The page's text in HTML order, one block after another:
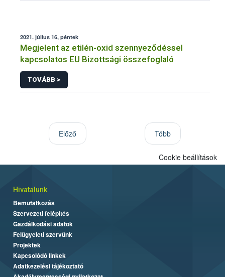
2021. július 16, péntek
Megjelent az etilén-oxid szennyeződéssel
kapcsolatos EU Bizottsági összefoglaló
TOVÁBB >
Előző Több
Cookie beállítások
Hivatalunk
Bemutatkozás
Szervezeti felépítés
Gazdálkodási adatok
Felügyeleti szervünk
Projektek
Kapcsolódó linkek
Adatkezelési tájékoztató